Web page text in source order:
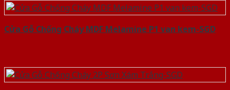
Cửa Gỗ Chống Cháy MDF Melamine P1 van kem-SGD